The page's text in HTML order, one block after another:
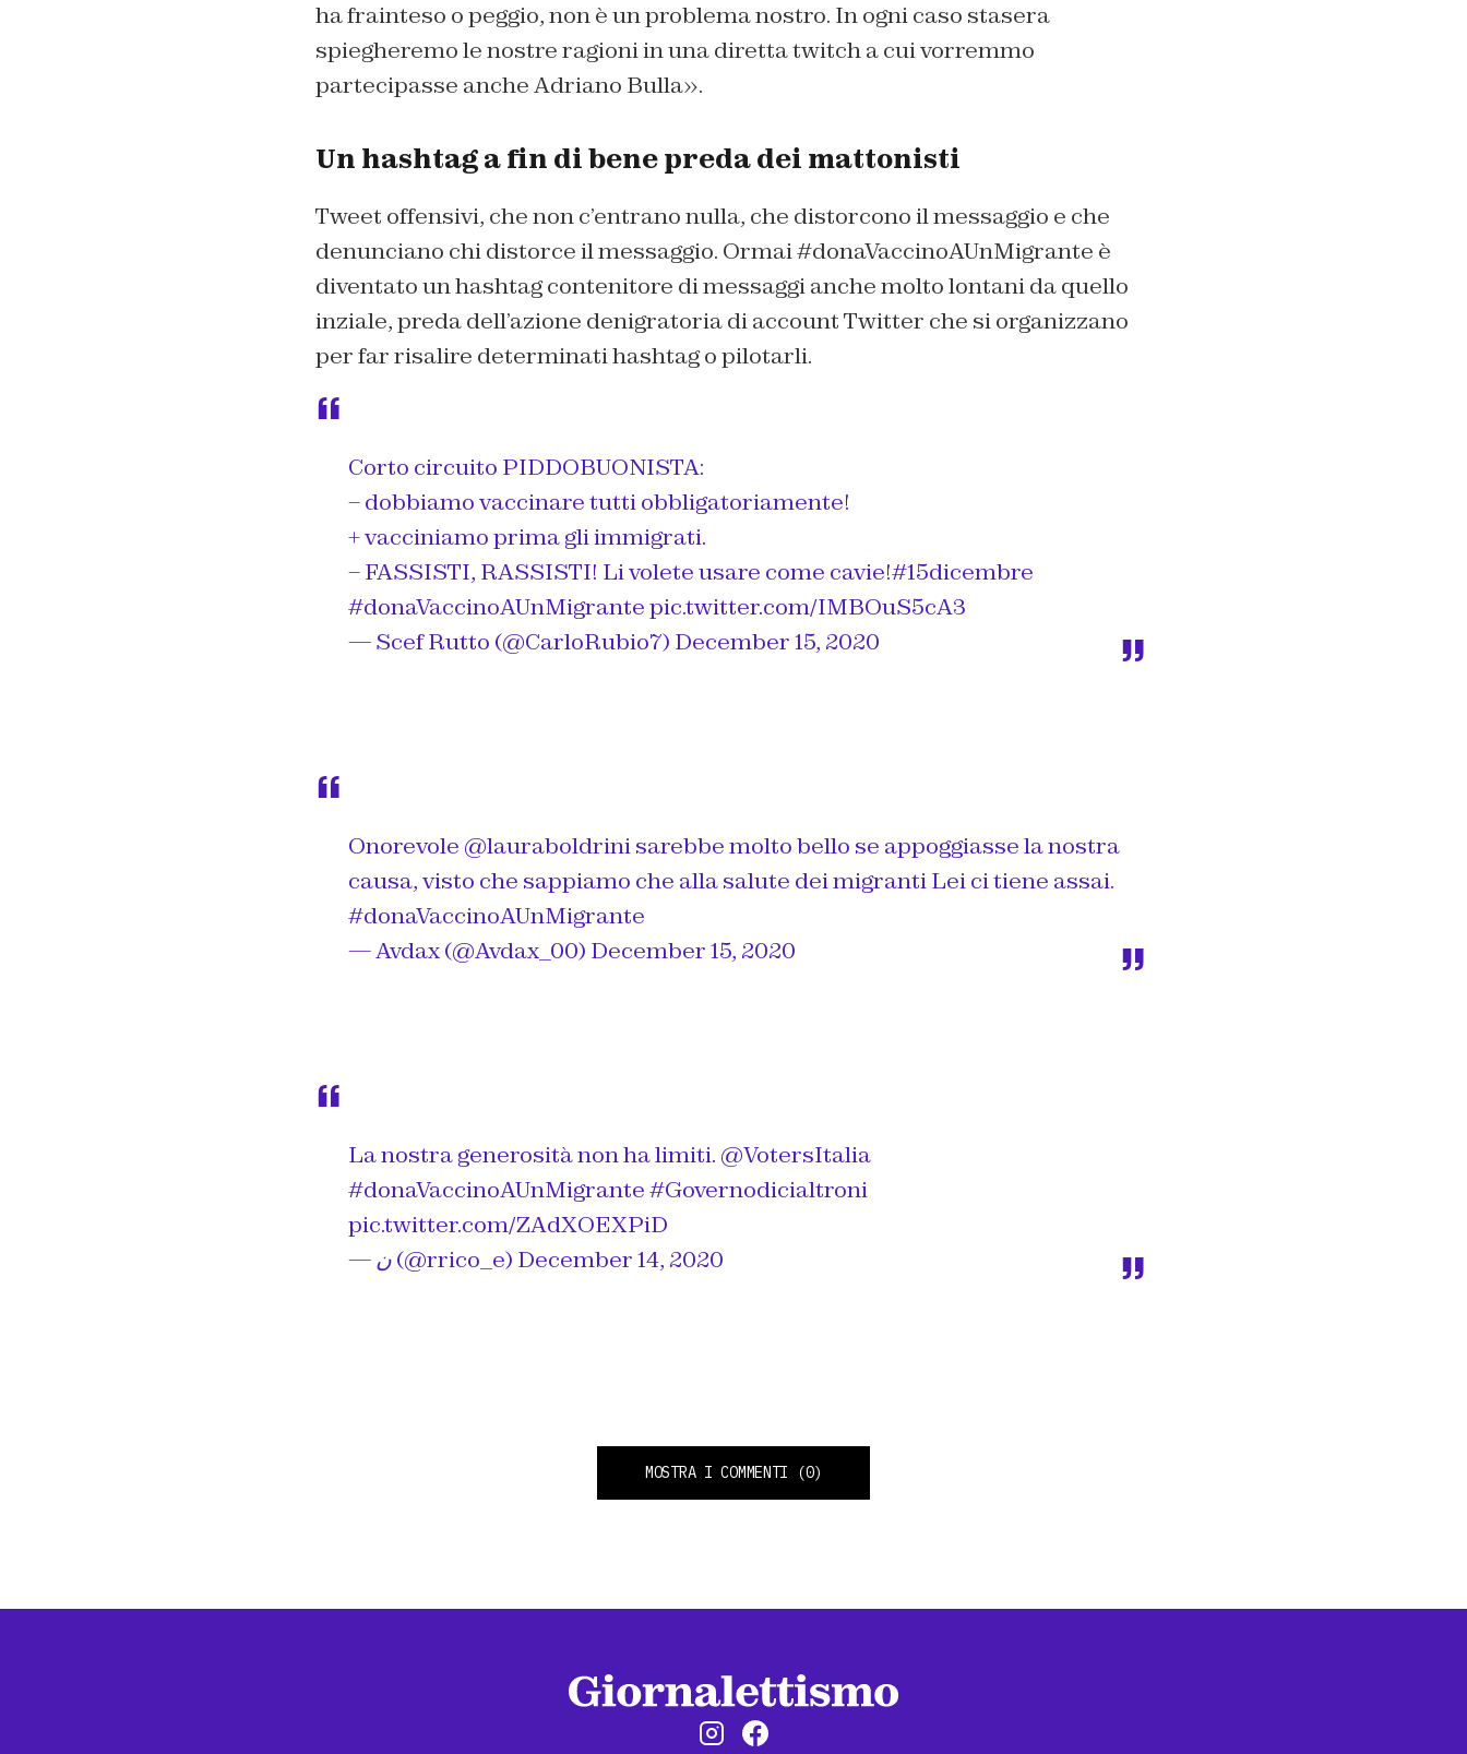
ha frainteso o peggio, non è un problema nostro. In ogni caso stasera
spiegheremo le nostre ragioni in una diretta twitch a cui vorremmo
partecipasse anche Adriano Bulla».
Un hashtag a fin di bene preda dei mattonisti
Tweet offensivi, che non c’entrano nulla, che distorcono il messaggio e che
denunciano chi distorce il messaggio. Ormai #donaVaccinoAUnMigrante è
diventato un hashtag contenitore di messaggi anche molto lontani da quello
inziale, preda dell’azione denigratoria di account Twitter che si organizzano
per far risalire determinati hashtag o pilotarli.
Corto circuito PIDDOBUONISTA:
– dobbiamo vaccinare tutti obbligatoriamente!
+ vacciniamo prima gli immigrati.
– FASSISTI, RASSISTI! Li volete usare come cavie!#15dicembre
#donaVaccinoAUnMigrantepic.twitter.com/IMBOuS5cA3
— Scef Rutto (@CarloRubio7) December 15, 2020
Onorevole @lauraboldrinisarebbe molto bello se appoggiasse la nostra
causa, visto che sappiamo che alla salute dei migranti Lei ci tiene assai.
#donaVaccinoAUnMigrante
— Avdax (@Avdax_00) December 15, 2020
La nostra generosità non ha limiti. @VotersItalia
#donaVaccinoAUnMigrante#Governodicialtroni
pic.twitter.com/ZAdXOEXPiD
— ‏ن (@rrico_e) December 14, 2020
MOSTRA I COMMENTI (0)